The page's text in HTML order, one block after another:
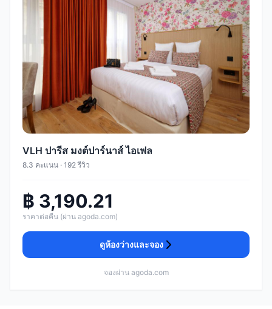
VLH ปารีส มงต์ปาร์นาส์ ไอเฟล
8.3 คะแนน · 192 รีวิว
฿ 3,190.21
ราคาต่อคืน (ผ่าน agoda.com)
ดูห้องว่างและจอง
จองผ่าน agoda.com